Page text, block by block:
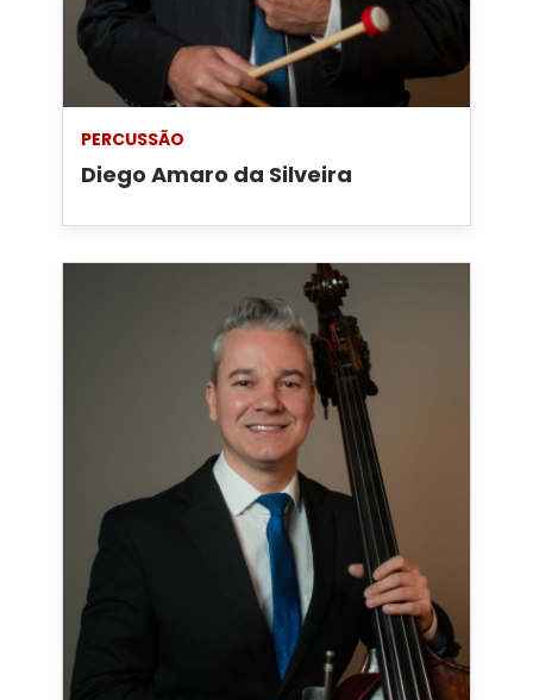
PERCUSSÃO
Diego Amaro da Silveira